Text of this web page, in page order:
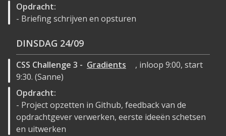
Opdracht:
- Briefing schrijven en opsturen
DINSDAG 24/09
CSS Challenge 3 - Gradients
, inloop 9:00, start
9:30. (Sanne)
Opdracht:
- Project opzetten in Github, feedback van de
opdrachtgever verwerken, eerste ideeën schetsen
en uitwerken